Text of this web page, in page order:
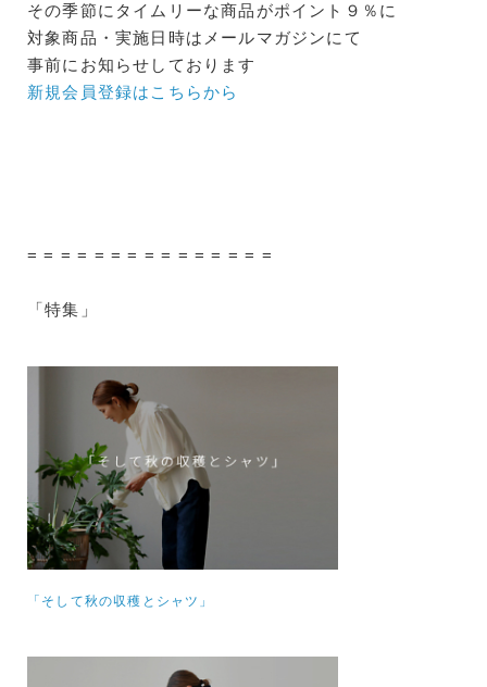
その季節にタイムリーな商品がポイント９％に
対象商品・実施日時はメールマガジンにて
事前にお知らせしております
新規会員登録はこちらから
= = = = = = = = = = = = = = =
「特集」
「そして秋の収穫とシャツ」